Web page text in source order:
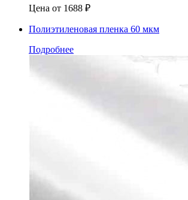
Цена от 1688 ₽
Полиэтиленовая пленка 60 мкм
Подробнее